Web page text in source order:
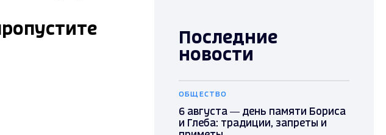
Последние
новости
ОБЩЕСТВО
6 августа — день памяти Бориса
и Глеба: традиции, запреты и